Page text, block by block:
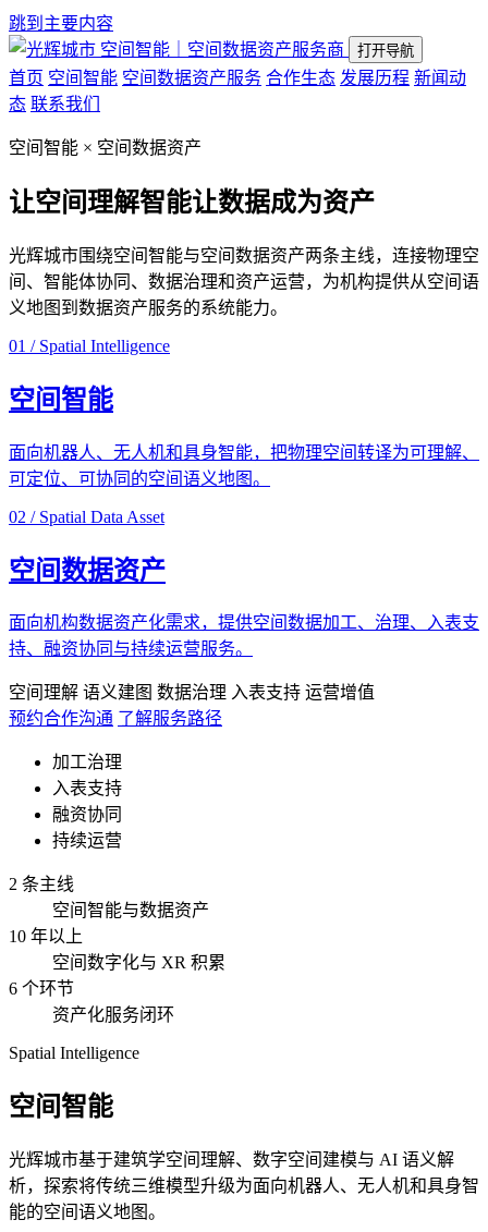
跳到主要内容
空间智能｜空间数据资产服务商
打开导航
首页 空间智能 空间数据资产服务 合作生态 发展历程 新闻动
态 联系我们
空间智能 × 空间数据资产
让空间理解智能让数据成为资产
光辉城市围绕空间智能与空间数据资产两条主线，连接物理空
间、智能体协同、数据治理和资产运营，为机构提供从空间语
义地图到数据资产服务的系统能力。
01 / Spatial Intelligence
空间智能
面向机器人、无人机和具身智能，把物理空间转译为可理解、
可定位、可协同的空间语义地图。
02 / Spatial Data Asset
空间数据资产
面向机构数据资产化需求，提供空间数据加工、治理、入表支
持、融资协同与持续运营服务。
空间理解 语义建图 数据治理 入表支持 运营增值
预约合作沟通 了解服务路径
加工治理
入表支持
融资协同
持续运营
2 条主线
空间智能与数据资产
10 年以上
空间数字化与 XR 积累
6 个环节
资产化服务闭环
Spatial Intelligence
空间智能
光辉城市基于建筑学空间理解、数字空间建模与 AI 语义解
析，探索将传统三维模型升级为面向机器人、无人机和具身智
能的空间语义地图。